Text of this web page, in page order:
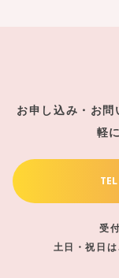
お申し込み・お
軽
TEL
受
土日・祝日